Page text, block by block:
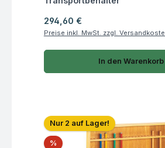
Regulärer Preis:
294,60 €
Preise inkl. MwSt. zzgl.
In den Warenkorb
Nur 2 auf Lager!
%Rabatt